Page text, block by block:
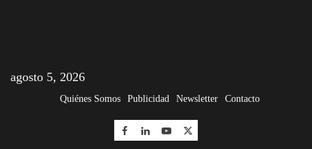
agosto 5, 2026
Quiénes Somos Publicidad Newsletter Contacto